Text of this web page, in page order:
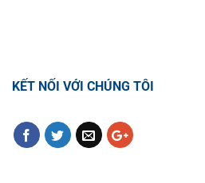
KẾT NỐI VỚI CHÚNG TÔI